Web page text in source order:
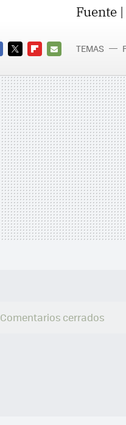
Fuente |
MAIL
TEMAS
Comentarios cerrados